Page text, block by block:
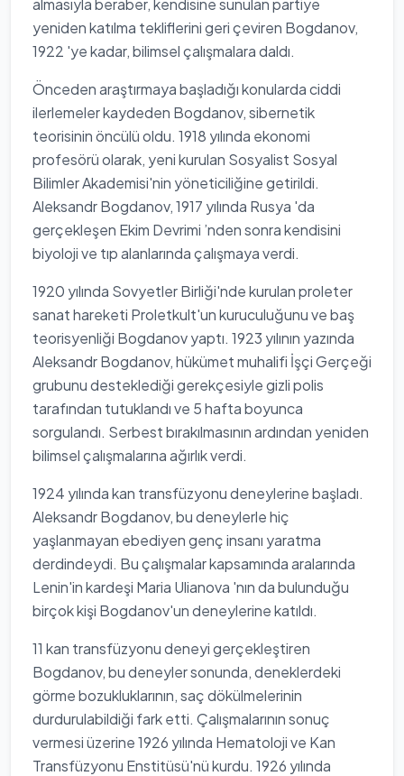
almasıyla beraber, kendisine sunulan partiye
yeniden katılma tekliflerini geri çeviren Bogdanov,
1922 'ye kadar, bilimsel çalışmalara daldı.
Önceden araştırmaya başladığı konularda ciddi
ilerlemeler kaydeden Bogdanov, sibernetik
teorisinin öncülü oldu. 1918 yılında ekonomi
profesörü olarak, yeni kurulan Sosyalist Sosyal
Bilimler Akademisi'nin yöneticiliğine getirildi.
Aleksandr Bogdanov, 1917 yılında Rusya 'da
gerçekleşen Ekim Devrimi ’nden sonra kendisini
biyoloji ve tıp alanlarında çalışmaya verdi.
1920 yılında Sovyetler Birliği'nde kurulan proleter
sanat hareketi Proletkult'un kuruculuğunu ve baş
teorisyenliği Bogdanov yaptı. 1923 yılının yazında
Aleksandr Bogdanov, hükümet muhalifi İşçi Gerçeği
grubunu desteklediği gerekçesiyle gizli polis
tarafından tutuklandı ve 5 hafta boyunca
sorgulandı. Serbest bırakılmasının ardından yeniden
bilimsel çalışmalarına ağırlık verdi.
1924 yılında kan transfüzyonu deneylerine başladı.
Aleksandr Bogdanov, bu deneylerle hiç
yaşlanmayan ebediyen genç insanı yaratma
derdindeydi. Bu çalışmalar kapsamında aralarında
Lenin'in kardeşi Maria Ulianova 'nın da bulunduğu
birçok kişi Bogdanov'un deneylerine katıldı.
11 kan transfüzyonu deneyi gerçekleştiren
Bogdanov, bu deneyler sonunda, deneklerdeki
görme bozukluklarının, saç dökülmelerinin
durdurulabildiği fark etti. Çalışmalarının sonuç
vermesi üzerine 1926 yılında Hematoloji ve Kan
Transfüzyonu Enstitüsü'nü kurdu. 1926 yılında